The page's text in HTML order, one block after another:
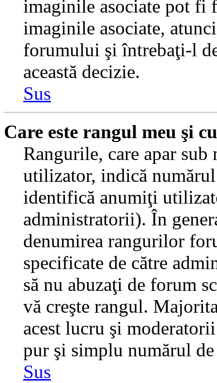
imaginile asociate pot fi
imaginile asociate,
forumului şi întrebaţi-l
această decizie.
Sus
Care este rangul meu şi
Rangurile, care apar sub
utilizator, indică numărul
identifică anumiţi
administratorii). În
denumirea rangurilor
specificate de către
să nu abuzaţi de forum
vă creşte rangul.
acest lucru şi
pur şi simplu numărul de
Sus